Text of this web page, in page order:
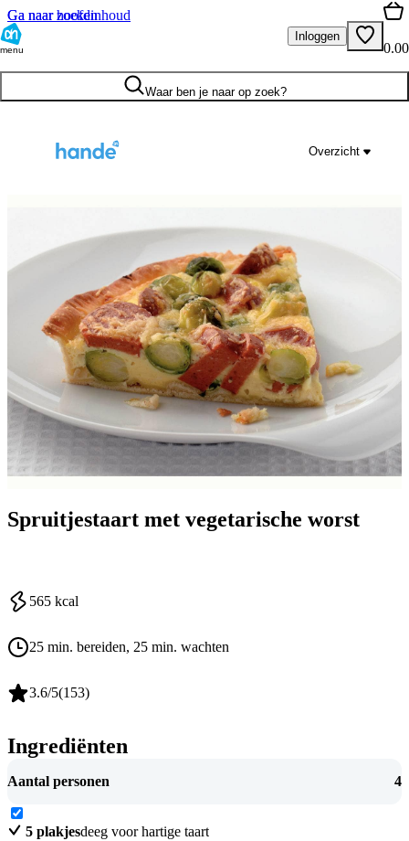
Ga naar hoofdinhoud
Ga naar zoeken
menu
Inloggen
0.00
Waar ben je naar op zoek?
Overzicht
Spruitjestaart met vegetarische worst
565 kcal
25 min. bereiden, 25 min. wachten
3.6/5(153)
Ingrediënten
Aantal personen 4
5 plakjesdeeg voor hartige taart